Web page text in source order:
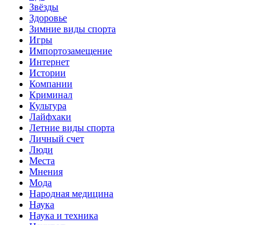
Звёзды
Здоровье
Зимние виды спорта
Игры
Импортозамещение
Интернет
Истории
Компании
Криминал
Культура
Лайфхаки
Летние виды спорта
Личный счет
Люди
Места
Мнения
Мода
Народная медицина
Наука
Наука и техника